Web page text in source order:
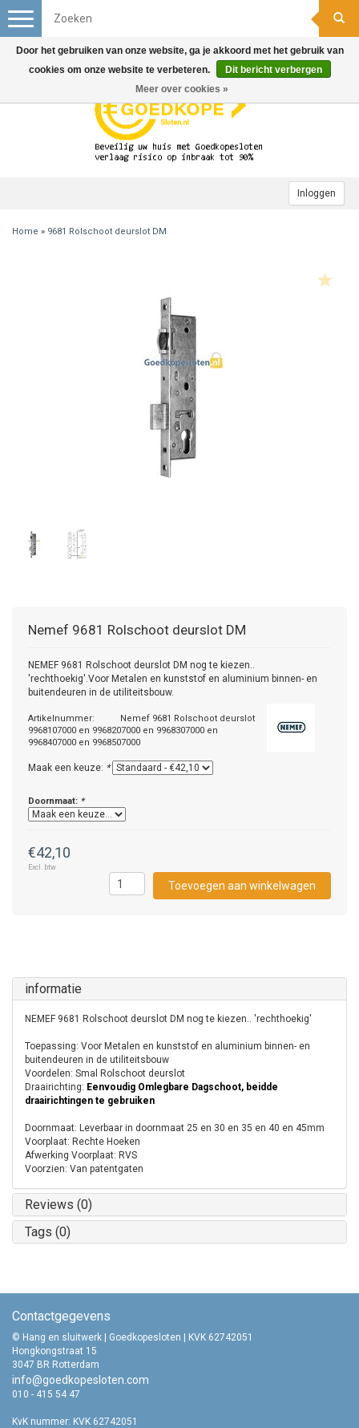
Inloggen
Toggle
navigation
Home » 9681 Rolschoot deurslot DM
Nemef 9681 Rolschoot deurslot DM
NEMEF 9681 Rolschoot deurslot DM nog te kiezen..
'rechthoekig'.Voor Metalen en kunststof en aluminium binnen- en
buitendeuren in de utiliteitsbouw.
Artikelnummer:
Nemef 9681 Rolschoot deurslot
9968107000 en 9968207000 en 9968307000 en
9968407000 en 9968507000
Maak een keuze: *
Doornmaat: *
€42,10
Excl. btw
Toevoegen aan winkelwagen
informatie
NEMEF 9681 Rolschoot deurslot DM nog te kiezen.. 'rechthoekig'
Toepassing: Voor Metalen en kunststof en aluminium binnen- en
buitendeuren in de utiliteitsbouw
Voordelen: Smal Rolschoot deurslot
Draairichting: Eenvoudig Omlegbare Dagschoot, beidde
draairichtingen te gebruiken
Doornmaat: Leverbaar in doornmaat 25 en 30 en 35 en 40 en 45mm
Voorplaat: Rechte Hoeken
Afwerking Voorplaat: RVS
Voorzien: Van patentgaten
Reviews (0)
Tags (0)
Contactgegevens
© Hang en sluitwerk | Goedkopesloten | KVK 62742051
Hongkongstraat 15
3047 BR Rotterdam
info@goedkopesloten.com
010 - 415 54 47
KvK nummer: KVK 62742051
Door het gebruiken van onze website, ga je akkoord met het gebruik van
cookies om onze website te verbeteren.
Dit bericht verbergen
Meer over cookies »